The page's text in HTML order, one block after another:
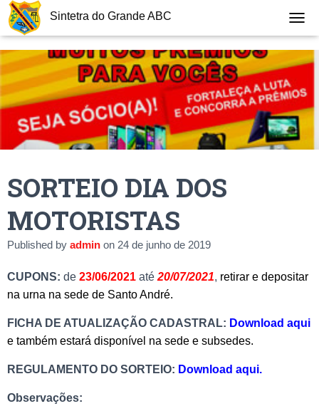
Sintetra do Grande ABC
G
E
N
A
V
I
SORTEIO DIA DOS
MOTORISTAS
Published by admin on 24 de junho de 2019
CUPONS: de 23/06/2021 até 20/07/2021, retirar e depositar
na urna na sede de Santo André.
FICHA DE ATUALIZAÇÃO CADASTRAL: Download aqui
e também estará disponível na sede e subsedes.
REGULAMENTO DO SORTEIO: Download aqui.
Observações: